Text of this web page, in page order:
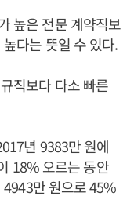
높은 전문 계약직보
다는 뜻일 수 있다.
직보다 다소 빠른
년 9383만 원에
18% 오르는 동안
만 원으로 45%